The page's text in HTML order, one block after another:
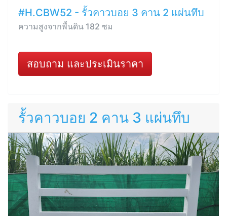
#H.CBW52 - รั้วคาวบอย 3 คาน 2 แผ่นทึบ
ความสูงจากพื้นดิน 182 ซม
สอบถาม และประเมินราคา
รั้วคาวบอย 2 คาน 3 แผ่นทึบ